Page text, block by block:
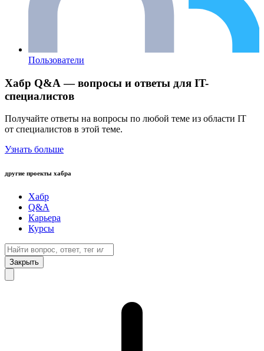
Пользователи
Хабр Q&A — вопросы и ответы для IT-
специалистов
Получайте ответы на вопросы по любой теме из области IT
от специалистов в этой теме.
Узнать больше
другие проекты хабра
Хабр
Q&A
Карьера
Курсы
Закрыть